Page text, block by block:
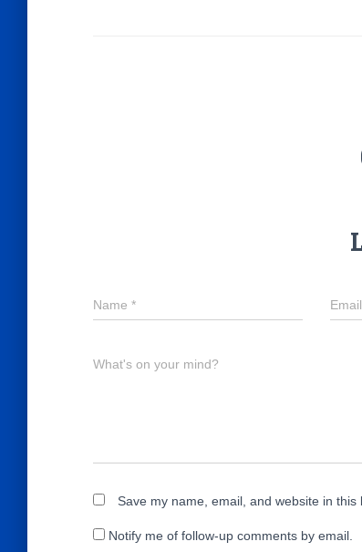
Name * Email
What's on your mind?
Save my name, email, and website in
Notify me of follow-up comments by email.